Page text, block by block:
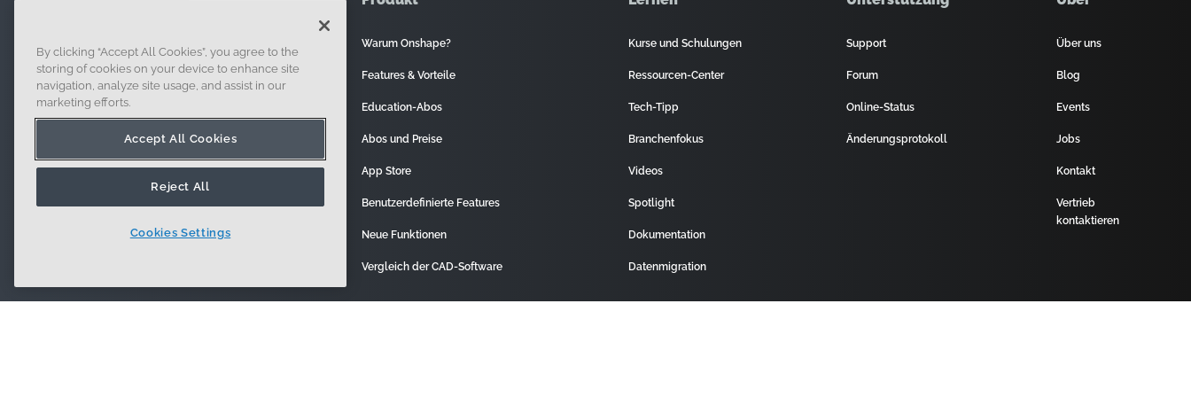
121 Seaport Boulevard, Boston, MA 02210
Warum Onshape?
Features & Vorteile
Education-Abos
Abos und Preise
App Store
Benutzerdefinierte Features
Neue Funktionen
Vergleich der CAD-Software
Kurse und Schulungen
Ressourcen-Center
Tech-Tipp
Branchenfokus
Videos
Spotlight
Dokumentation
Datenmigration
Support
Forum
Online-Status
Änderungsprotokoll
Über uns
Blog
Events
Jobs
Kontakt
Vertrieb
kontaktieren
By clicking “Accept All Cookies”, you agree to the
storing of cookies on your device to enhance site
navigation, analyze site usage, and assist in our
marketing efforts.
Accept All Cookies
Reject All
Cookies Settings